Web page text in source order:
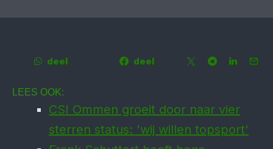
deel deel
LEES OOK:
CSI Ommen groeit door naar vier
sterren status: 'wij willen topsport'